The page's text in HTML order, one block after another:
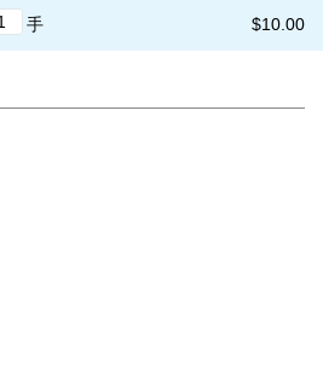
$10.00
手